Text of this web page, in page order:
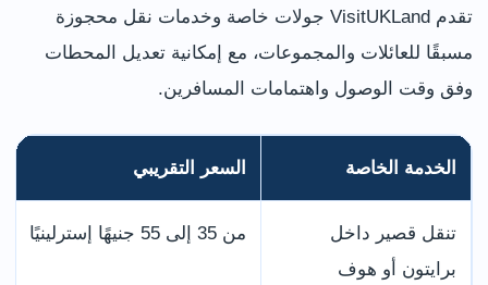
تقدم VisitUKLand جولات خاصة وخدمات نقل محجوزة
مسبقًا للعائلات والمجموعات، مع إمكانية تعديل المحطات
وفق وقت الوصول واهتمامات المسافرين.
الخدمة الخاصة السعر التقريبي
تنقل قصير داخل
برايتون أو هوف
من 35 إلى 55 جنيهًا إسترلينيًا